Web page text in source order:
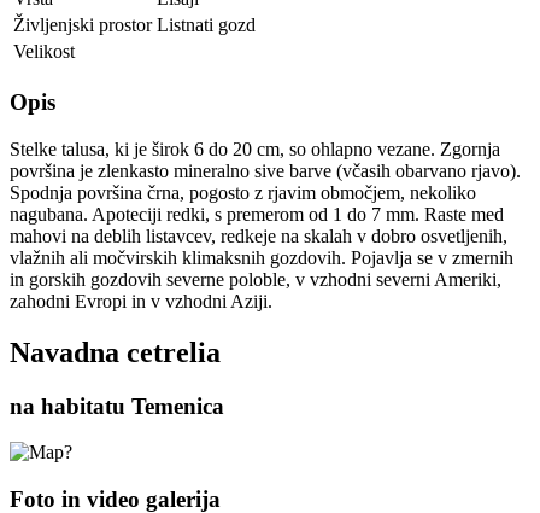
Življenjski prostor Listnati gozd
Velikost
Opis
Stelke talusa, ki je širok 6 do 20 cm, so ohlapno vezane. Zgornja
površina je zlenkasto mineralno sive barve (včasih obarvano rjavo).
Spodnja površina črna, pogosto z rjavim območjem, nekoliko
nagubana. Apoteciji redki, s premerom od 1 do 7 mm. Raste med
mahovi na deblih listavcev, redkeje na skalah v dobro osvetljenih,
vlažnih ali močvirskih klimaksnih gozdovih. Pojavlja se v zmernih
in gorskih gozdovih severne poloble, v vzhodni severni Ameriki,
zahodni Evropi in v vzhodni Aziji.
Navadna cetrelia
na habitatu Temenica
Foto in video galerija